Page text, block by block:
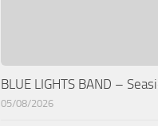
BLUE LIGHTS BAND –
05/08/2026